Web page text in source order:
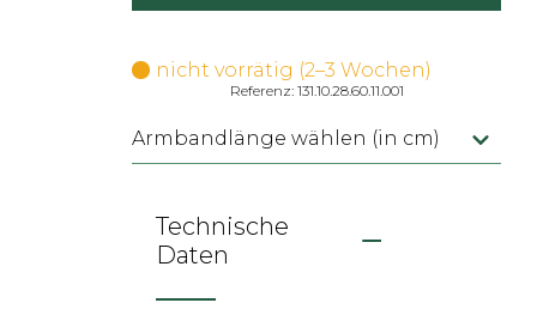
nicht vorrätig (2–3 Wochen)
Referenz: 131.10.28.60.11.001
Armbandlänge wählen (in cm)
Technische
Daten